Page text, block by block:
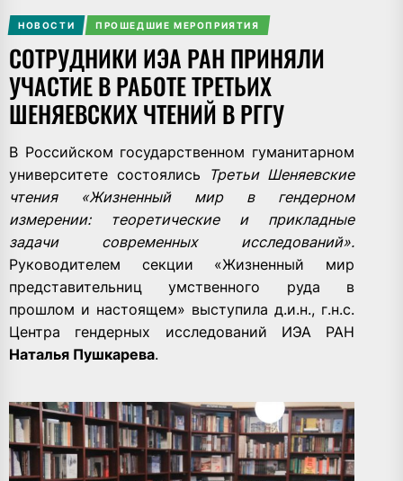
НОВОСТИ ПРОШЕДШИЕ МЕРОПРИЯТИЯ
СОТРУДНИКИ ИЭА РАН ПРИНЯЛИ
УЧАСТИЕ В РАБОТЕ ТРЕТЬИХ
ШЕНЯЕВСКИХ ЧТЕНИЙ В РГГУ
В Российском государственном гуманитарном
университете состоялись
Третьи Шеняевские
чтения «Жизненный мир в гендерном
измерении: теоретические и прикладные
задачи современных исследований».
Руководителем секции «Жизненный мир
представительниц умственного руда в
прошлом и настоящем» выступила д.и.н., г.н.с.
Центра гендерных исследований ИЭА РАН
Наталья Пушкарева.